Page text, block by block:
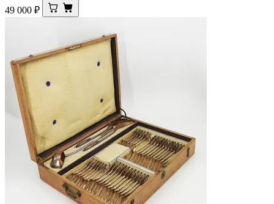
49 000 ₽